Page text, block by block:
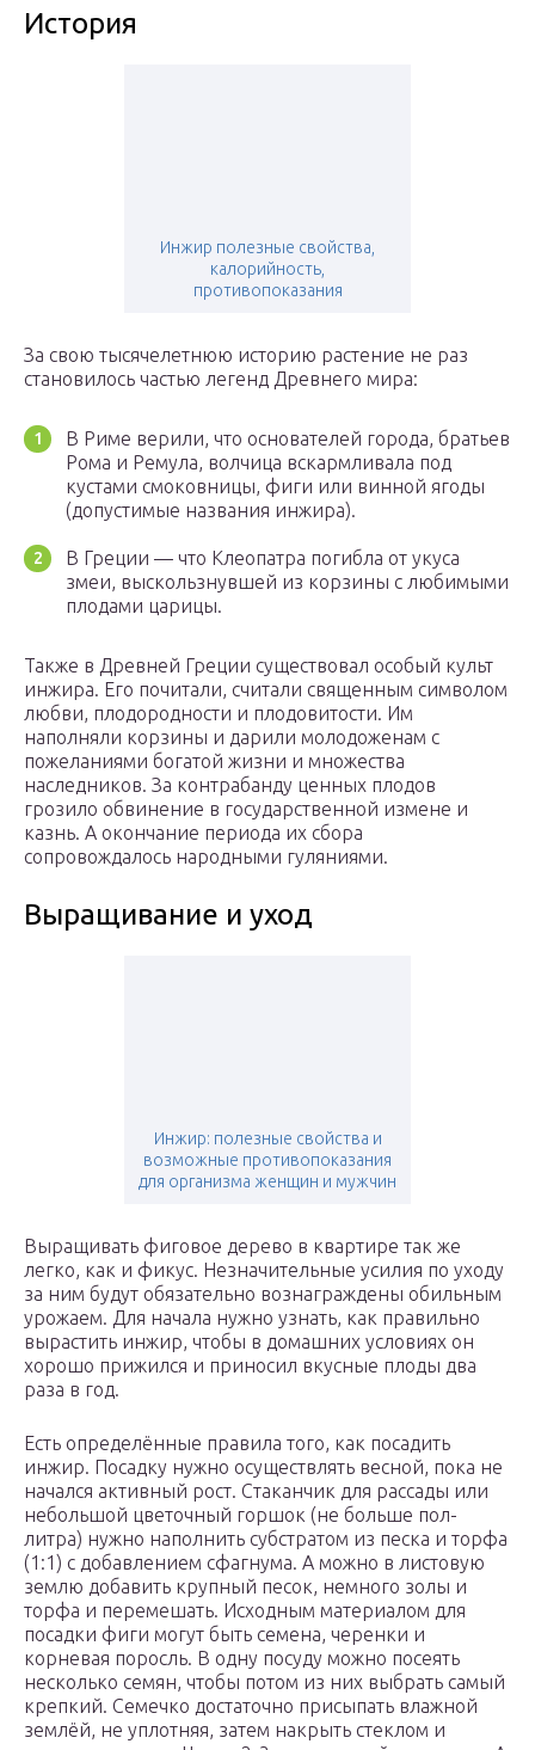
История
Инжир полезные свойства,
калорийность,
противопоказания
За свою тысячелетнюю историю растение не раз
становилось частью легенд Древнего мира:
В Риме верили, что основателей города, братьев
Рома и Ремула, волчица вскармливала под
кустами смоковницы, фиги или винной ягоды
(допустимые названия инжира).
В Греции — что Клеопатра погибла от укуса
змеи, выскользнувшей из корзины с любимыми
плодами царицы.
Также в Древней Греции существовал особый культ
инжира. Его почитали, считали священным символом
любви, плодородности и плодовитости. Им
наполняли корзины и дарили молодоженам с
пожеланиями богатой жизни и множества
наследников. За контрабанду ценных плодов
грозило обвинение в государственной измене и
казнь. А окончание периода их сбора
сопровождалось народными гуляниями.
Выращивание и уход
Инжир: полезные свойства и
возможные противопоказания
для организма женщин и мужчин
Выращивать фиговое дерево в квартире так же
легко, как и фикус. Незначительные усилия по уходу
за ним будут обязательно вознаграждены обильным
урожаем. Для начала нужно узнать, как правильно
вырастить инжир, чтобы в домашних условиях он
хорошо прижился и приносил вкусные плоды два
раза в год.
Есть определённые правила того, как посадить
инжир. Посадку нужно осуществлять весной, пока не
начался активный рост. Стаканчик для рассады или
небольшой цветочный горшок (не больше пол-
литра) нужно наполнить субстратом из песка и торфа
(1:1) с добавлением сфагнума. А можно в листовую
землю добавить крупный песок, немного золы и
торфа и перемешать. Исходным материалом для
посадки фиги могут быть семена, черенки и
корневая поросль. В одну посуду можно посеять
несколько семян, чтобы потом из них выбрать самый
крепкий. Семечко достаточно присыпать влажной
землёй, не уплотняя, затем накрыть стеклом и